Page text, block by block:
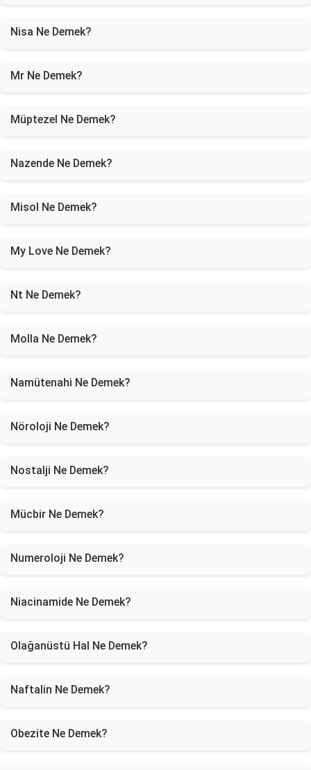
Nisa Ne Demek?
Mr Ne Demek?
Müptezel Ne Demek?
Nazende Ne Demek?
Misol Ne Demek?
My Love Ne Demek?
Nt Ne Demek?
Molla Ne Demek?
Namütenahi Ne Demek?
Nöroloji Ne Demek?
Nostalji Ne Demek?
Mücbir Ne Demek?
Numeroloji Ne Demek?
Niacinamide Ne Demek?
Olağanüstü Hal Ne Demek?
Naftalin Ne Demek?
Obezite Ne Demek?